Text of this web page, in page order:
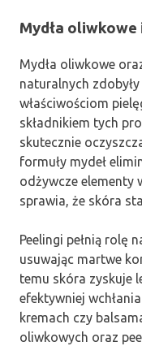
Mydła oliwkowe
Mydła oliwkowe
naturalnych
właściwościom
składnikiem tych
skutecznie
formuły mydeł
odżywcze elementy
sprawia, że skóra
Peelingi pełnią rolę
usuwając martwe
temu skóra zyskuje
efektywniej
kremach czy
oliwkowych oraz